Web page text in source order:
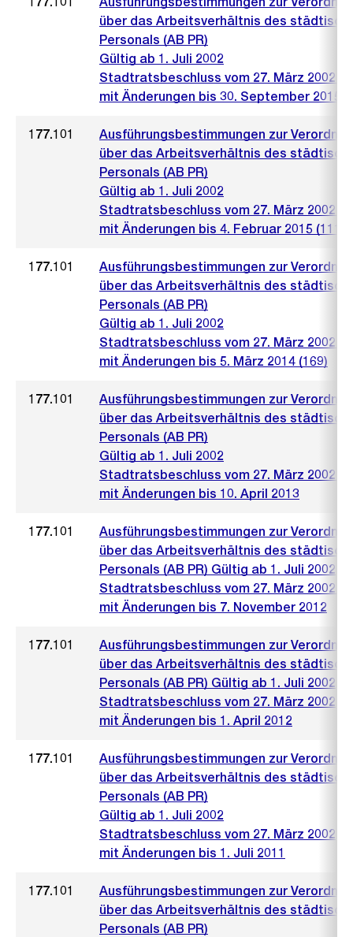
über das Arbeitsverhältnis des
Personals (AB PR)
Gültig ab 1. Juli 2002
Stadtratsbeschluss vom 27. März 2002
mit Änderungen bis 30. September 2015
177.101
Ausführungsbestimmungen zur
über das Arbeitsverhältnis des
Personals (AB PR)
Gültig ab 1. Juli 2002
Stadtratsbeschluss vom 27. März 2002
mit Änderungen bis 4. Februar 2015 (111)
177.101
Ausführungsbestimmungen zur
über das Arbeitsverhältnis des
Personals (AB PR)
Gültig ab 1. Juli 2002
Stadtratsbeschluss vom 27. März 2002
mit Änderungen bis 5. März 2014 (169)
177.101
Ausführungsbestimmungen zur
über das Arbeitsverhältnis des
Personals (AB PR)
Gültig ab 1. Juli 2002
Stadtratsbeschluss vom 27. März 2002
mit Änderungen bis 10. April 2013
177.101
Ausführungsbestimmungen zur
über das Arbeitsverhältnis des
Personals (AB PR) Gültig ab 1. Juli 2002
Stadtratsbeschluss vom 27. März 2002
mit Änderungen bis 7. November 2012
177.101
Ausführungsbestimmungen zur
über das Arbeitsverhältnis des
Personals (AB PR) Gültig ab 1. Juli 2002
Stadtratsbeschluss vom 27. März 2002
mit Änderungen bis 1. April 2012
177.101
Ausführungsbestimmungen zur
über das Arbeitsverhältnis des
Personals (AB PR)
Gültig ab 1. Juli 2002
Stadtratsbeschluss vom 27. März 2002
mit Änderungen bis 1. Juli 2011
177.101
Ausführungsbestimmungen zur
über das Arbeitsverhältnis des
Personals (AB PR)